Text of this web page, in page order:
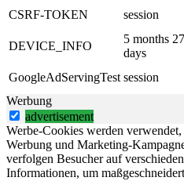
CSRF-TOKEN
session
DEVICE_INFO
5 months 27
days
GoogleAdServingTest session
Werbung
advertisement
Werbe-Cookies werden
Werbung und Marketing-
verfolgen Besucher auf
Informationen, um